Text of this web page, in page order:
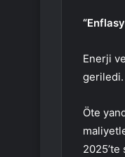
Enerji
geriledi.
Öte